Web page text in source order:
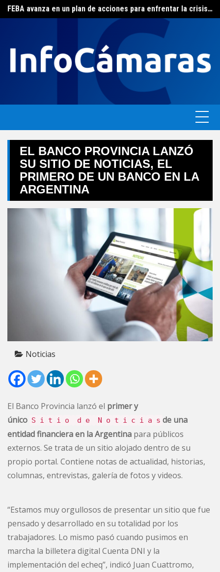
Skip
toEl ERAS continúa con el beneficio de la tarifa social del agua
EL BANCO PROVINCIA LANZÓ
SU SITIO DE NOTICIAS, EL
PRIMERO DE UN BANCO EN LA
ARGENTINA
Noticias
El Banco Provincia lanzó el primer y
único S i t i o d e N o t i c i a s de una
entidad financiera en la Argentina para públicos
externos. Se trata de un sitio alojado dentro de su
propio portal. Contiene notas de actualidad, historias,
columnas, entrevistas, galería de fotos y videos.
“Estamos muy orgullosos de presentar un sitio que fue
pensado y desarrollado en su totalidad por los
trabajadores. Lo mismo pasó cuando pusimos en
marcha la billetera digital Cuenta DNI y la
implementación del echeq”, indicó Juan Cuattromo,